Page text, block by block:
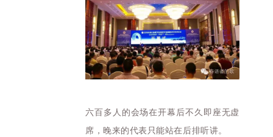
六百多人的会场在开幕后不久即座无虚
席，晚来的代表只能站在后排听讲。